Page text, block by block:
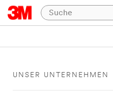
UNSER UNTERNEHMEN